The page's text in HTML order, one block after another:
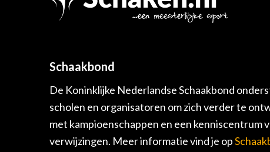
Schaakbond
De Koninklijke Nederlandse Schaakbond
scholen en organisatoren om zich verder te
met kampioenschappen en een kenniscentrum
verwijzingen. Meer informatie vind je op